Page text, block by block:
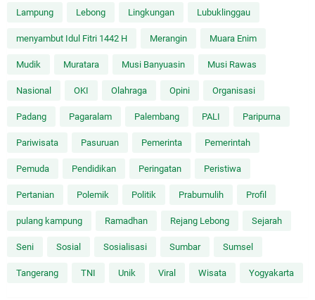
Lampung Lebong Lingkungan Lubuklinggau
menyambut Idul Fitri 1442 H Merangin Muara Enim
Mudik Muratara Musi Banyuasin Musi Rawas
Nasional OKI Olahraga Opini Organisasi
Padang Pagaralam Palembang PALI Paripurna
Pariwisata Pasuruan Pemerinta Pemerintah
Pemuda Pendidikan Peringatan Peristiwa
Pertanian Polemik Politik Prabumulih Profil
pulang kampung Ramadhan Rejang Lebong Sejarah
Seni Sosial Sosialisasi Sumbar Sumsel
Tangerang TNI Unik Viral Wisata Yogyakarta